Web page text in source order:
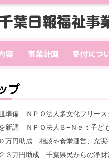
準備 ＮＰＯ法人多文化フリース
新調 ＮＰＯ法人Ｂ−Ｎｅｔ子ど
万円助成 相談や食堂運営、充実
３万円助成 千葉県民からの浄財